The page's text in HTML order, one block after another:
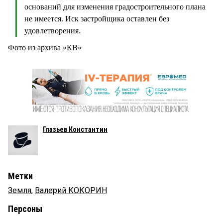
оснований для изменения градостроительного плана
не имеется. Иск застройщика оставлен без
удовлетворения.
Фото из архива «КВ»
Глазьев Константин
Метки
Земля, Валерий КОКОРИН
Персоны